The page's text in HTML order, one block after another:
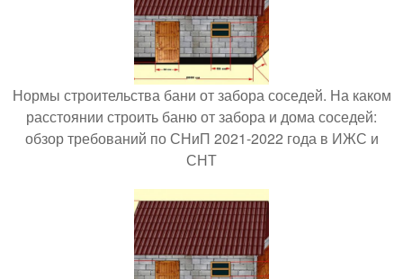
Нормы строительства бани от забора соседей. На каком
расстоянии строить баню от забора и дома соседей:
обзор требований по СНиП 2021-2022 года в ИЖС и
СНТ